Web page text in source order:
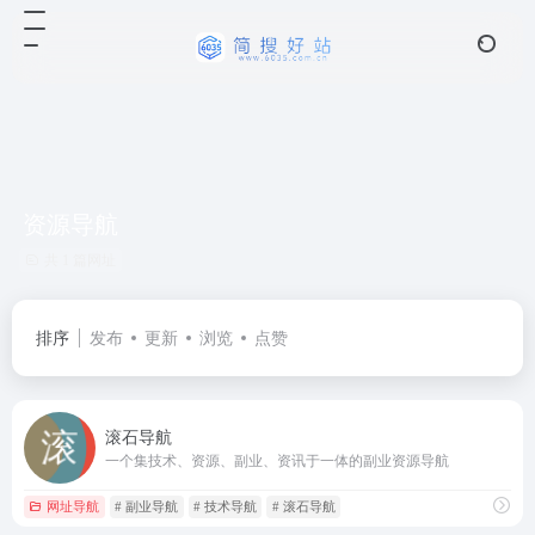
排序 发布 更新 浏览 点赞
滚石导航
一个集技术、资源、副业、资讯于一体的副业资源导航
网址导航 # 副业导航 # 技术导航 # 滚石导航